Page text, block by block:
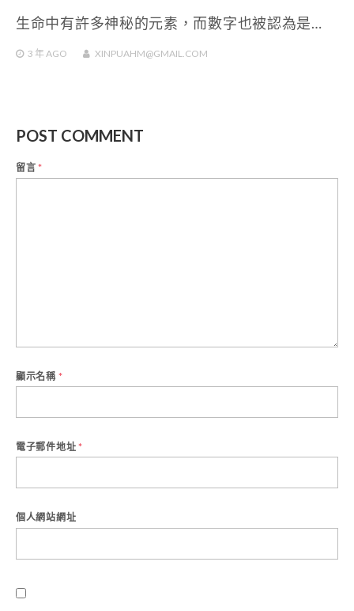
生命中有許多神秘的元素，而數字也被認為是…
3 年AGO XINPUAHM@GMAIL.COM
POST COMMENT
留言*
顯示名稱 *
電子郵件地址 *
個人網站網址